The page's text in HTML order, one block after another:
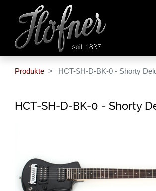
Produkte HCT-SH-D-BK-0 - Shorty
HCT-SH-D-BK-0 - Shorty